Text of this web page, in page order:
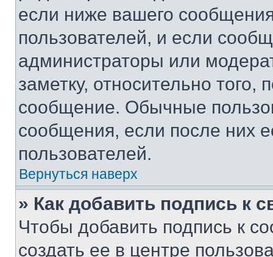
если ниже вашего
пользователей, и если
администраторы или
заметку, относительно
сообщение. Обычные
сообщения, если после них
пользователей.
Вернуться наверх
» Как добавить подпись к
Чтобы добавить подпись к
создать ее в центре